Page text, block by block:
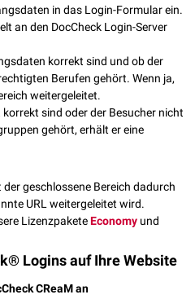
in das Login-Formular ein.
an den DocCheck Login-Server
korrekt sind und ob der
Berufen gehört. Wenn ja,
weitergeleitet.
sind oder der Besucher nicht
gehört, erhält er eine
geschlossene Bereich dadurch
URL weitergeleitet wird.
LizenzpaketeEconomy und
Logins auf Ihre Website
CReaM an